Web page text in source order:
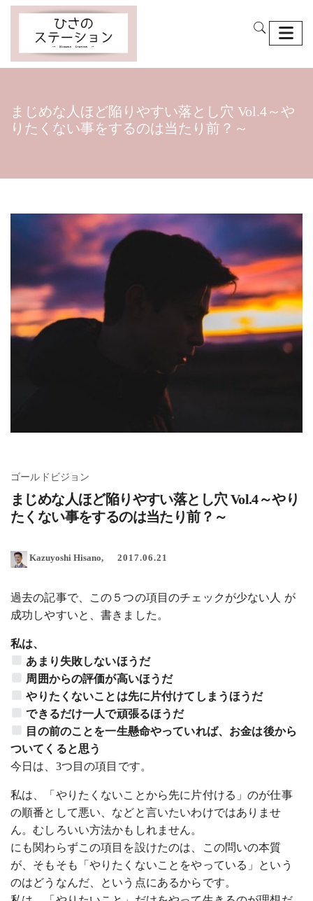
まじめな人ほど陥りやすい落とし穴 Vol.4～や
りたくない事をするのは当たり前？～
ゴールドビジョン
まじめな人ほど陥りやすい落とし穴 Vol.4～やり
たくない事をするのは当たり前？～
Kazuyoshi Hisano 2017.06.21
過去の記事で、この５つの項目のチェックが少ない人 が
成功しやすいと、書きました。
私は、
あまり失敗しないほうだ
周囲からの評価が高いほうだ
やりたくないことは先に片付けてしまうほうだ
できるだけ一人で頑張るほうだ
目の前のことを一生懸命やっていれば、お金は後から
ついてくると思う
今日は、3つ目の項目です。
私は、「やりたくないことから先に片付ける」のが仕事
の順番として悪い、などと言いたいわけではありませ
ん。むしろいい方法かもしれません。
にも関わらずこの項目を設けたのは、この問いの本質
が、そもそも「やりたくないことをやっている」という
のはどうなんだ、という点にあるからです。